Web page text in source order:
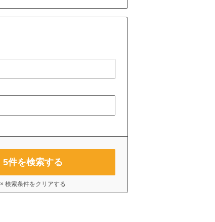
5件を検索する
× 検索条件をクリアする